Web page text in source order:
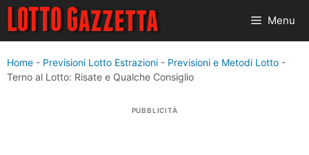
Vai
contenuto
Menu
Home - Previsioni Lotto Estrazioni - Previsioni e Metodi Lotto -
Terno al Lotto: Risate e Qualche Consiglio
PUBBLICITÀ